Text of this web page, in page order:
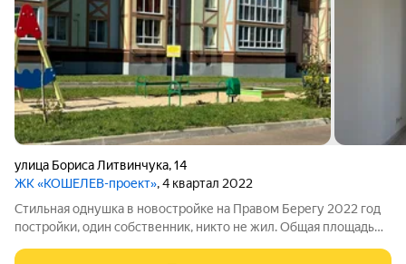
улица Бориса Литвинчука,14
ЖК «КОШЕЛЕВ-проект», 4 квартал 2022
Стильная однушка в новостройке на Правом Берегу 2022 год
постройки, один собственник, никто не жил. Общая площадь